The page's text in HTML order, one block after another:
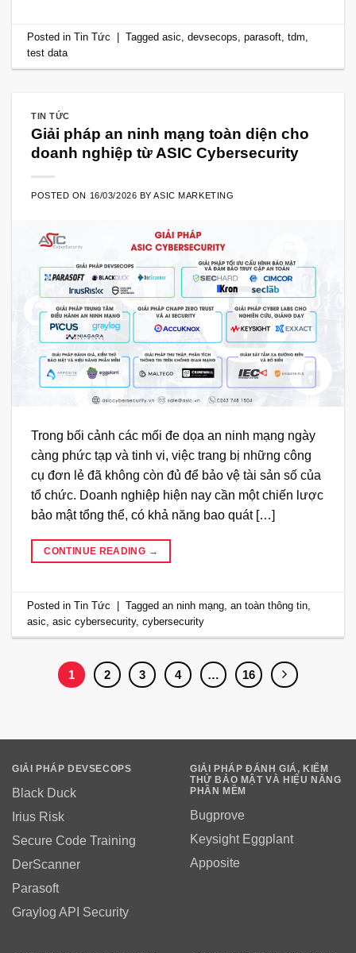
Posted inTin Tức Taggedasic,devsecops,parasoft,tdm,
test data
TIN TỨC
Giải pháp an ninh mạng toàn diện cho
doanh nghiệp từ ASIC Cybersecurity
POSTED ON 16/03/2026 BYASIC MARKETING
Trong bối cảnh các mối đe dọa an ninh mạng ngày
càng phức tạp và tinh vi, việc trang bị những công
cụ đơn lẻ đã không còn đủ để bảo vệ tài sản số của
tổ chức. Doanh nghiệp hiện nay cần một chiến lược
bảo mật tổng thể, có khả năng bao quát […]
CONTINUE READING →
Posted inTin Tức Taggedan ninh mạng ,an toàn thông tin
asic ,asic cybersecurity,cybersecurity
1 2 3 4 … 16
GIẢI PHÁP DEVSECOPS
Black Duck
Irius Risk
Secure Code Training
DerScanner
Parasoft
Graylog API Security
GIẢI PHÁP ĐÁNH GIÁ, KIỂM
THỬ BẢO MẬT VÀ HIỆU NĂNG
PHẦN MỀM
Bugprove
Keysight Eggplant
Apposite